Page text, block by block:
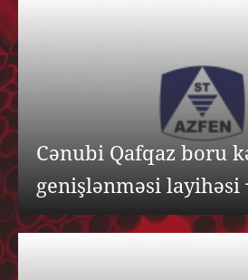
Cənubi Qafqaz boru
genişlənməsi layihəsi